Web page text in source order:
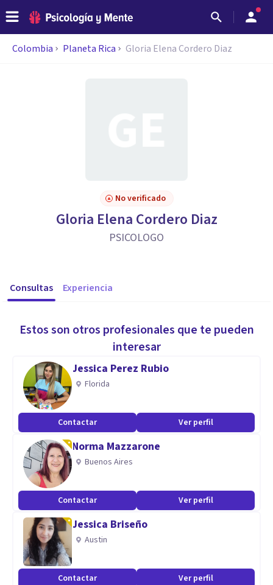
Colombia Planeta Rica Gloria Elena Cordero Diaz
No verificado
Gloria Elena Cordero Diaz
PSICOLOGO
Consultas Experiencia
Estos son otros profesionales que te pueden
interesar
Jessica Perez Rubio
Florida
Contactar Ver perfil
Norma Mazzarone
Buenos Aires
Contactar Ver perfil
Jessica Briseño
Austin
Contactar Ver perfil